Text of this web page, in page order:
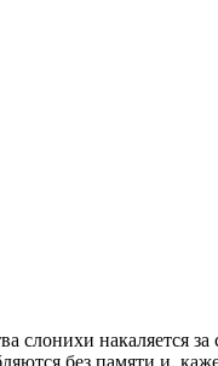
слонихи накаляется